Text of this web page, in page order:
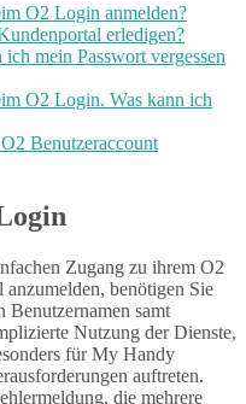
O2 Login anmelden?
erledigen?
mein Passwort vergessen
O2 Login. Was kann ich
Benutzeraccount
Zugang zu ihrem O2
benötigen Sie
samt
Nutzung der Dienste,
für My Handy
auftreten.
die mehrere